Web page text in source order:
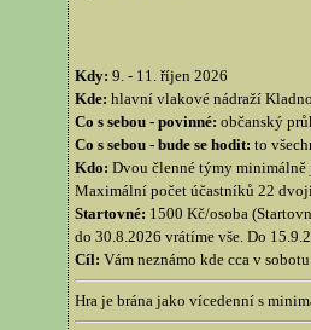
Kdy: 9. - 11. říjen 2026
Kde: hlavní vlakové nádraží
Co s sebou - povinné: občanský
Co s sebou - bude se hodit: to
Kdo: Dvou členné týmy
Maximální počet účastníků 22
Startovné: 1500 Kč/osoba
do 30.8.2026 vrátíme vše. Do
Cíl: Vám neznámo kde cca v
Hra je brána jako vícedenní s